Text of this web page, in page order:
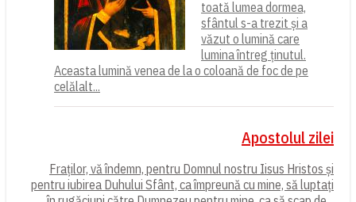
toată lumea dormea,
sfântul s-a trezit și a
văzut o lumină care
lumina întreg ținutul.
Aceasta lumină venea de la o coloană de foc de pe
celălalt...
Apostolul zilei
Fraților, vă îndemn, pentru Domnul nostru Iisus Hristos și
pentru iubirea Duhului Sfânt, ca împreună cu mine, să luptați